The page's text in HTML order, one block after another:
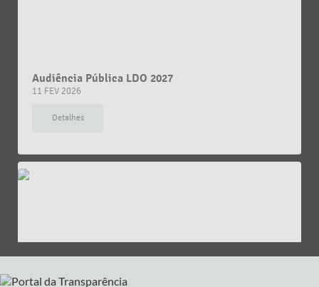
Audiência Pública LDO 2027
11 FEV 2026
Detalhes